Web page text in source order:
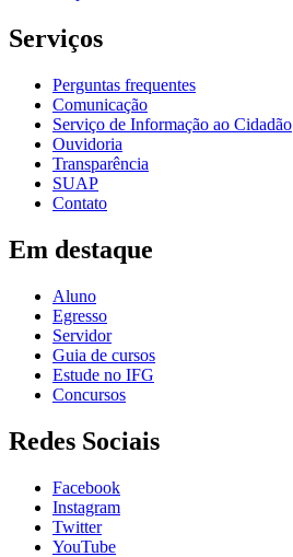
Serviços
Perguntas frequentes
Comunicação
Serviço de Informação ao Cidadão
Ouvidoria
Transparência
SUAP
Contato
Em destaque
Aluno
Egresso
Servidor
Guia de cursos
Estude no IFG
Concursos
Redes Sociais
Facebook
Instagram
Twitter
YouTube